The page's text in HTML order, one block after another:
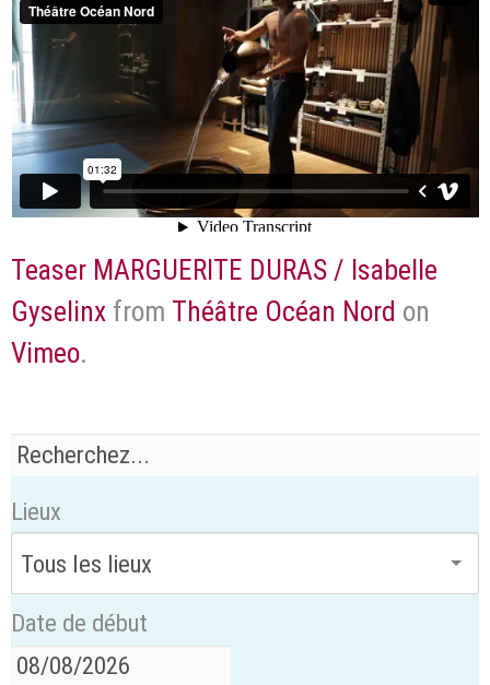
Teaser MARGUERITE DURAS / Isabelle
Gyselinx from Théâtre Océan Nord on
Vimeo.
Lieux
Date de début